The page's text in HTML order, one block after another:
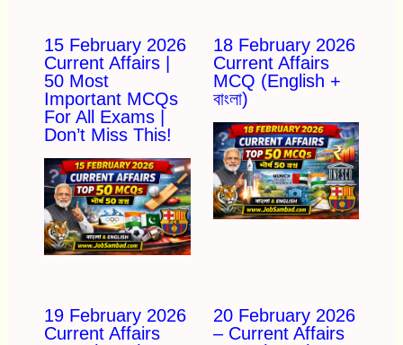
15 February 2026
Current Affairs |
50 Most
Important MCQs
For All Exams |
Don’t Miss This!
18 February 2026
Current Affairs
MCQ (English +
বাংলা)
19 February 2026
Current Affairs
20 February 2026
– Current Affairs